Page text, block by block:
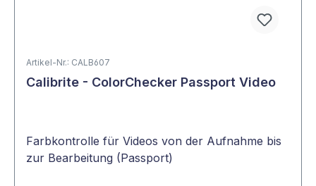
Artikel-Nr.: CALB607
Calibrite - ColorChecker Passport Video
Farbkontrolle für Videos von der Aufnahme bis
zur Bearbeitung (Passport)